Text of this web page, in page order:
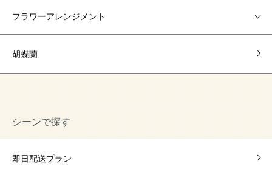
フラワーアレンジメント
胡蝶蘭
シーンで探す
即日配送プラン